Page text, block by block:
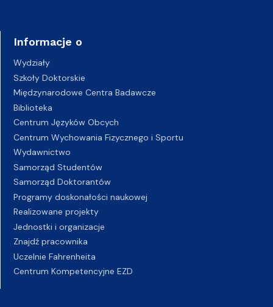
Informacje o
Wydziały
Szkoły Doktorskie
Międzynarodowe Centra Badawcze
Biblioteka
Centrum Języków Obcych
Centrum Wychowania Fizycznego i Sportu
Wydawnictwo
Samorząd Studentów
Samorząd Doktorantów
Programy doskonałości naukowej
Realizowane projekty
Jednostki i organizacje
Znajdź pracownika
Uczelnie Fahrenheita
Centrum Kompetencyjne EZD